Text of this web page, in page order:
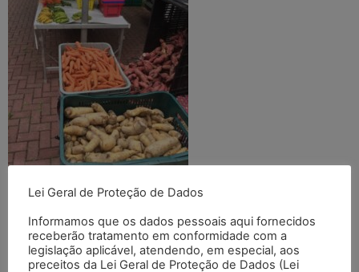
Deixe um comentário
O seu endereço de e-mail não será publicado. Campos
obrigatórios são marcados com*
Lei Geral de Proteção de Dados
Informamos que os dados pessoais aqui fornecidos
receberão tratamento em conformidade com a
legislação aplicável, atendendo, em especial, aos
preceitos da Lei Geral de Proteção de Dados (Lei